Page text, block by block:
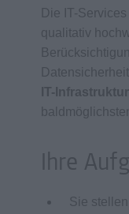
Die IT-
qualitativ
IT-Infrastruktur
Ihre
Sie